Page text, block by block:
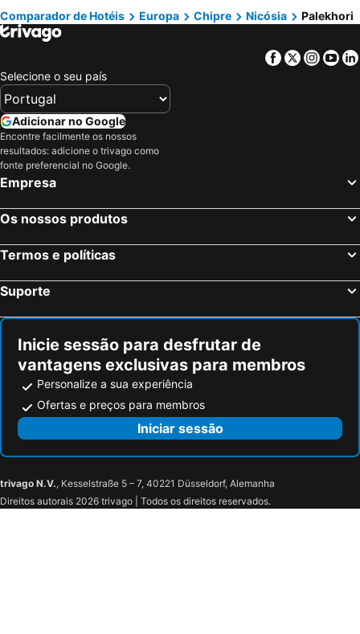
Voroklini, Larnaca Hotéis
Pano Lefkara, Larnaca Hotéis
Skarinou, Larnaca Hotéis
Governor's Beach, Limassol Hotéis
Ayia Napa, Famagusta Hotéis
Protaras, Famagusta Hotéis
Limassol, Limassol Hotéis
Paralimni, Famagusta Hotéis
Gazimagusa, Famagusta Hotéis
Comparador de Hotéis Europa Chipre Nicósia Palekhori
Facebook
Twitter
Selecione o seu país
Adicionar no Google
Encontre facilmente os nossos
resultados: adicione o trivago como
fonte preferencial no Google.
Empresa
Os nossos produtos
Termos e políticas
Suporte
Inicie sessão para desfrutar de
vantagens exclusivas para membros
Personalize a sua experiência
Ofertas e preços para membros
Iniciar sessão
trivago N.V., Kesselstraße 5 – 7, 40221 Düsseldorf, Alemanha
Direitos autorais 2026 trivago | Todos os direitos reservados.